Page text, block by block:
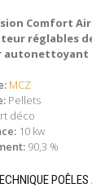
Comfort
réglables
autonettoyant
MCZ
Pellets
déco
10 kw
90,3 %